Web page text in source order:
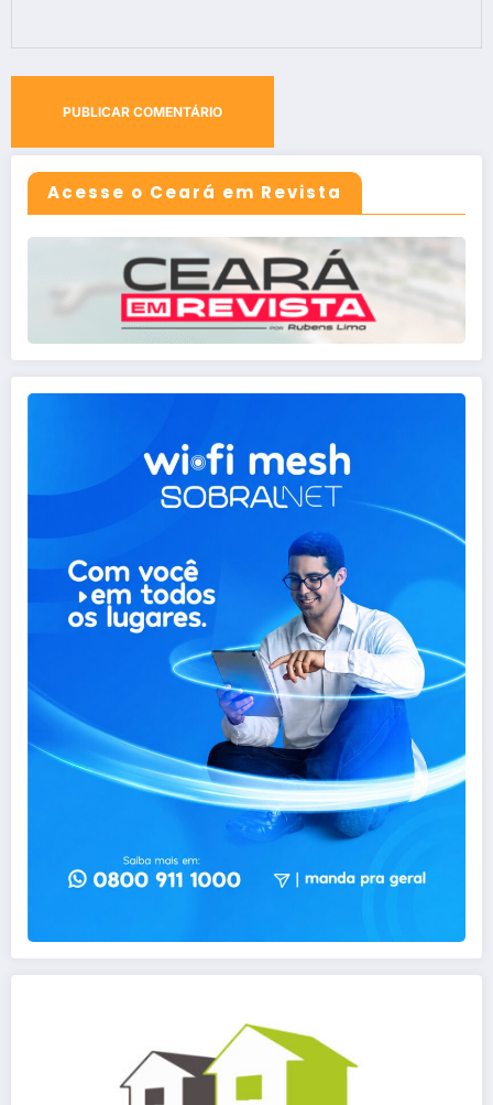
Acesse o Ceará em Revista